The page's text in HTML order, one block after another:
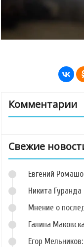
Комментарии
Свежие
Евгений
Никита
Мнение о
Галина
Егор